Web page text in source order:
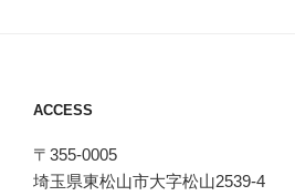
ACCESS
〒355-0005
埼玉県東松山市大字松山2539-4